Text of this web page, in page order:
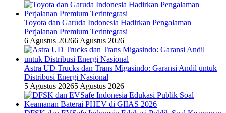
Toyota dan Garuda Indonesia Hadirkan Pengalaman
Perjalanan Premium Terintegrasi
6 Agustus 20266 Agustus 2026
Astra UD Trucks dan Trans Migasindo: Garansi Andil untuk
Distribusi Energi Nasional
5 Agustus 20265 Agustus 2026